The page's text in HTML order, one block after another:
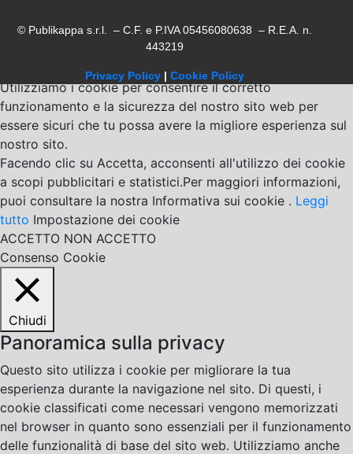
© Publikappa s.r.l. – C.F. e P.IVA 05456080638 – R.E.A. n.
443219
Privacy Policy | Cookie Policy
Utilizziamo i cookie per consentire il corretto
funzionamento e la sicurezza del nostro sito web per
essere sicuri che tu possa avere la migliore esperienza sul
nostro sito.
Facendo clic su Accetta, acconsenti all'utilizzo dei cookie
a scopi pubblicitari e statistici.Per maggiori informazioni,
puoi consultare la nostra Informativa sui cookie . Leggi
tutto Impostazione dei cookie
ACCETTO NON ACCETTO
Consenso Cookie
Chiudi
Panoramica sulla privacy
Questo sito utilizza i cookie per migliorare la tua
esperienza durante la navigazione nel sito. Di questi, i
cookie classificati come necessari vengono memorizzati
nel browser in quanto sono essenziali per il funzionamento
delle funzionalità di base del sito web. Utilizziamo anche